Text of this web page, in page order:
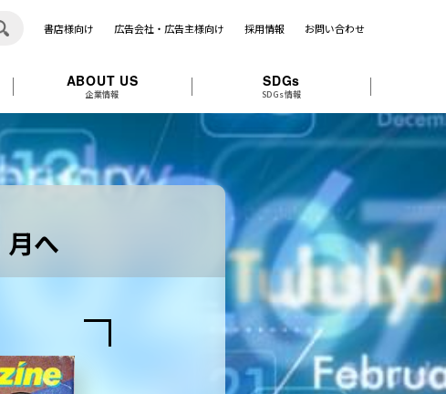
書店様向け 広告会社・広告主様向け 採用情報 お問い合わせ
ABOUT US
企業情報
SDGs
SDGs情報
月へ